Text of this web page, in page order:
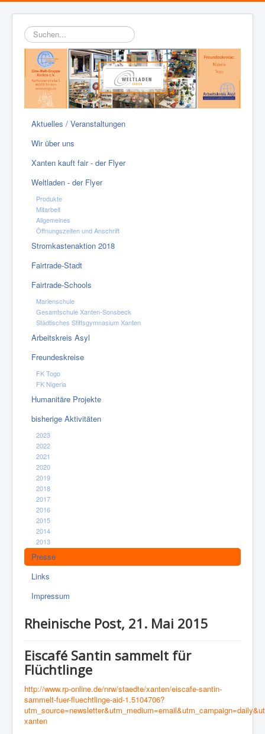
Suchen...
Aktuelles / Veranstaltungen
Wir über uns
Xanten kauft fair - der Flyer
Weltladen - der Flyer
Produkte
Mitarbeit
Allgemeines
Öffnungszeiten und Anschrift
Stromkastenaktion 2018
Fairtrade-Stadt
Fairtrade-Schools
Marienschule
Gesamtschule Xanten-Sonsbeck
Städtisches Stiftsgymnasium Xanten
Arbeitskreis Asyl
Freundeskreise
FK Togo
FK Nigeria
Humanitäre Projekte
bisherige Aktivitäten
2023
2022
2021
2020
2019
2018
2017
2016
2015
2014
2013
Presse
Links
Impressum
Rheinische Post, 21. Mai 2015
Eiscafé Santin sammelt für
Flüchtlinge
http://www.rp-online.de/nrw/staedte/xanten/eiscafe-santin-
sammelt-fuer-fluechtlinge-aid-1.5104706?
xanten